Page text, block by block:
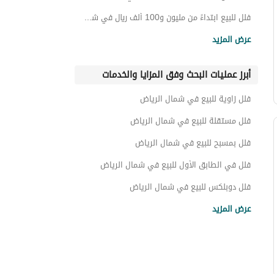
فلل للبيع ابتداءً من مليون و100 ألف ريال في شمال الرياض
فلل للبيع ابتداءً من مليون و900 ألف ريال في شمال الرياض
فلل للبيع ابتداءً من 2 مليون و500 ألف ريال في شمال الرياض
فلل للبيع ابتداءً من 5 مليون ريال في شمال الرياض
فلل للبيع ابتداءً من 10 مليون ريال في شمال الرياض
فلل للبيع ابتداءً من 12 مليون ريال في شمال الرياض
فلل للبيع ابتداءً من 15 مليون ريال في شمال الرياض
فلل للبيع في شمال الرياض 800 الف ريال
عرض المزيد
أبرز عمليات البحث وفق المزايا والخدمات
فلل زاوية للبيع في شمال الرياض
فلل مستقلة للبيع في شمال الرياض
فلل بمسبح للبيع في شمال الرياض
فلل في الطابق الأول للبيع في شمال الرياض
فلل دوبلكس للبيع في شمال الرياض
عرض المزيد